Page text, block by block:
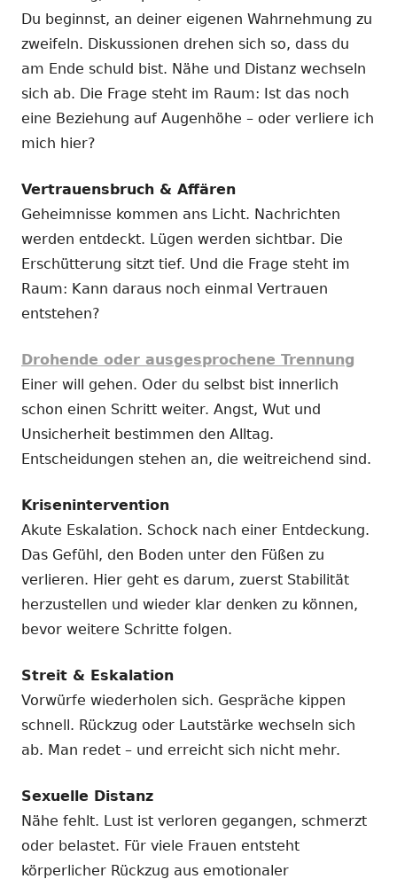
Du beginnst, an deiner eigenen Wahrnehmung zu
zweifeln. Diskussionen drehen sich so, dass du
am Ende schuld bist. Nähe und Distanz wechseln
sich ab. Die Frage steht im Raum: Ist das noch
eine Beziehung auf Augenhöhe – oder verliere ich
mich hier?
Vertrauensbruch & Affären
Geheimnisse kommen ans Licht. Nachrichten
werden entdeckt. Lügen werden sichtbar. Die
Erschütterung sitzt tief. Und die Frage steht im
Raum: Kann daraus noch einmal Vertrauen
entstehen?
Drohende oder ausgesprochene Trennung
Einer will gehen. Oder du selbst bist innerlich
schon einen Schritt weiter. Angst, Wut und
Unsicherheit bestimmen den Alltag.
Entscheidungen stehen an, die weitreichend sind.
Krisenintervention
Akute Eskalation. Schock nach einer Entdeckung.
Das Gefühl, den Boden unter den Füßen zu
verlieren. Hier geht es darum, zuerst Stabilität
herzustellen und wieder klar denken zu können,
bevor weitere Schritte folgen.
Streit & Eskalation
Vorwürfe wiederholen sich. Gespräche kippen
schnell. Rückzug oder Lautstärke wechseln sich
ab. Man redet – und erreicht sich nicht mehr.
Sexuelle Distanz
Nähe fehlt. Lust ist verloren gegangen, schmerzt
oder belastet. Für viele Frauen entsteht
körperlicher Rückzug aus emotionaler